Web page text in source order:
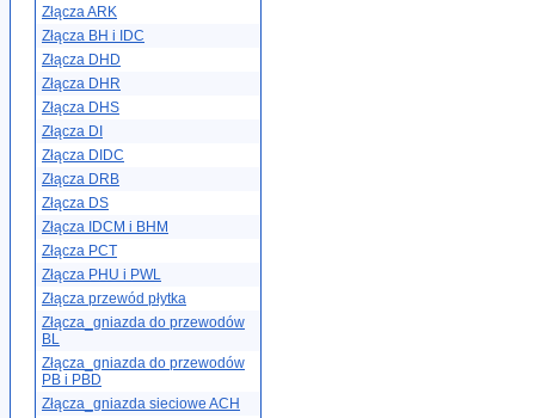
Złącza ARK
Złącza BH i IDC
Złącza DHD
Złącza DHR
Złącza DHS
Złącza DI
Złącza DIDC
Złącza DRB
Złącza DS
Złącza IDCM i BHM
Złącza PCT
Złącza PHU i PWL
Złącza przewód płytka
Złącza_gniazda do przewodów
BL
Złącza_gniazda do przewodów
PB i PBD
Złącza_gniazda sieciowe ACH